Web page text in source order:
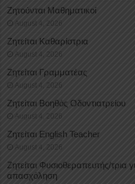
Ζητούνται Μαθηματικοί
August 4, 2026
Ζητείται Καθαρίστρια
August 4, 2026
Ζητείται Γραμματέας
August 4, 2026
Ζητείται Βοηθός Οδοντιατρείου
August 4, 2026
Ζητείται English Teacher
August 4, 2026
Ζητείται Φυσιοθεραπευτής/τρια
απασχόληση